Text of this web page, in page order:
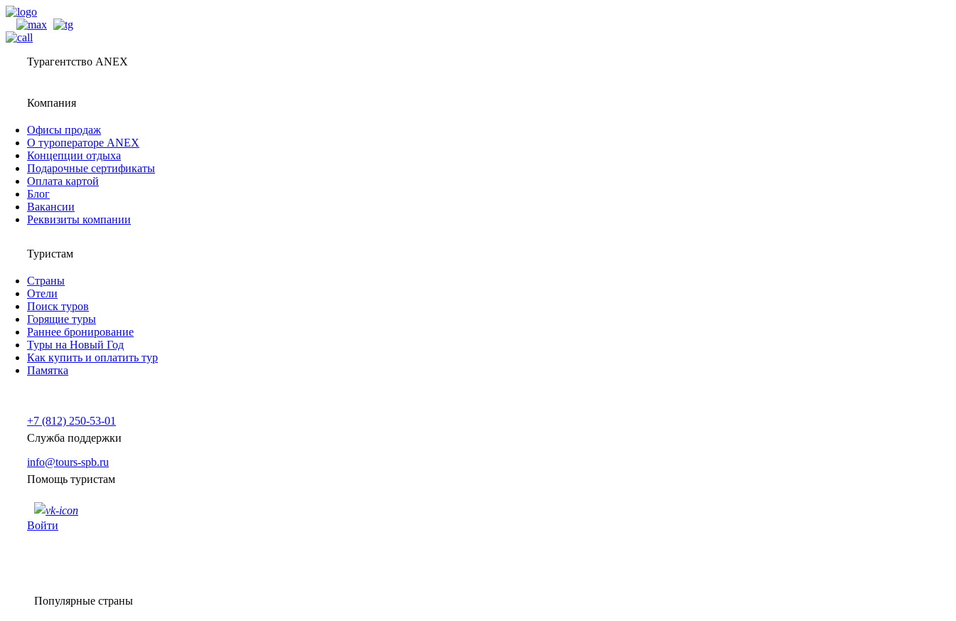
Турагентство ANEX
Компания
Офисы продаж
О туроператоре ANEX
Концепции отдыха
Подарочные сертификаты
Оплата картой
Блог
Вакансии
Реквизиты компании
Туристам
Страны
Отели
Поиск туров
Горящие туры
Раннее бронирование
Туры на Новый Год
Как купить и оплатить тур
Памятка
+7 (812) 250-53-01
Служба поддержки
info@tours-spb.ru
Помощь туристам
Войти
Популярные страны